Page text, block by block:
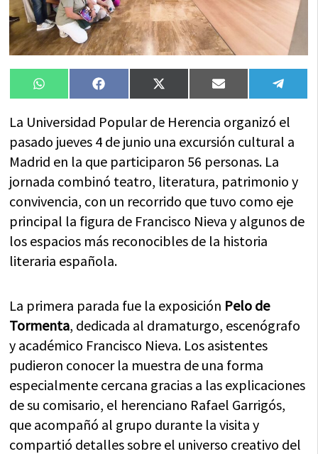
Compartir
en
WhatsAppCompartir
en
FacebookCompartir
en
X
(Twitter)
Compartir
en
Email
en
La Universidad Popular de Herencia organizó el
pasado jueves 4 de junio una excursión cultural a
Madrid en la que participaron 56 personas. La
jornada combinó teatro, literatura, patrimonio y
convivencia, con un recorrido que tuvo como eje
principal la figura de Francisco Nieva y algunos de
los espacios más reconocibles de la historia
literaria española.
La primera parada fue la exposición Pelo de
Tormenta, dedicada al dramaturgo, escenógrafo
y académico Francisco Nieva. Los asistentes
pudieron conocer la muestra de una forma
especialmente cercana gracias a las explicaciones
de su comisario, el herenciano Rafael Garrigós,
que acompañó al grupo durante la visita y
compartió detalles sobre el universo creativo del